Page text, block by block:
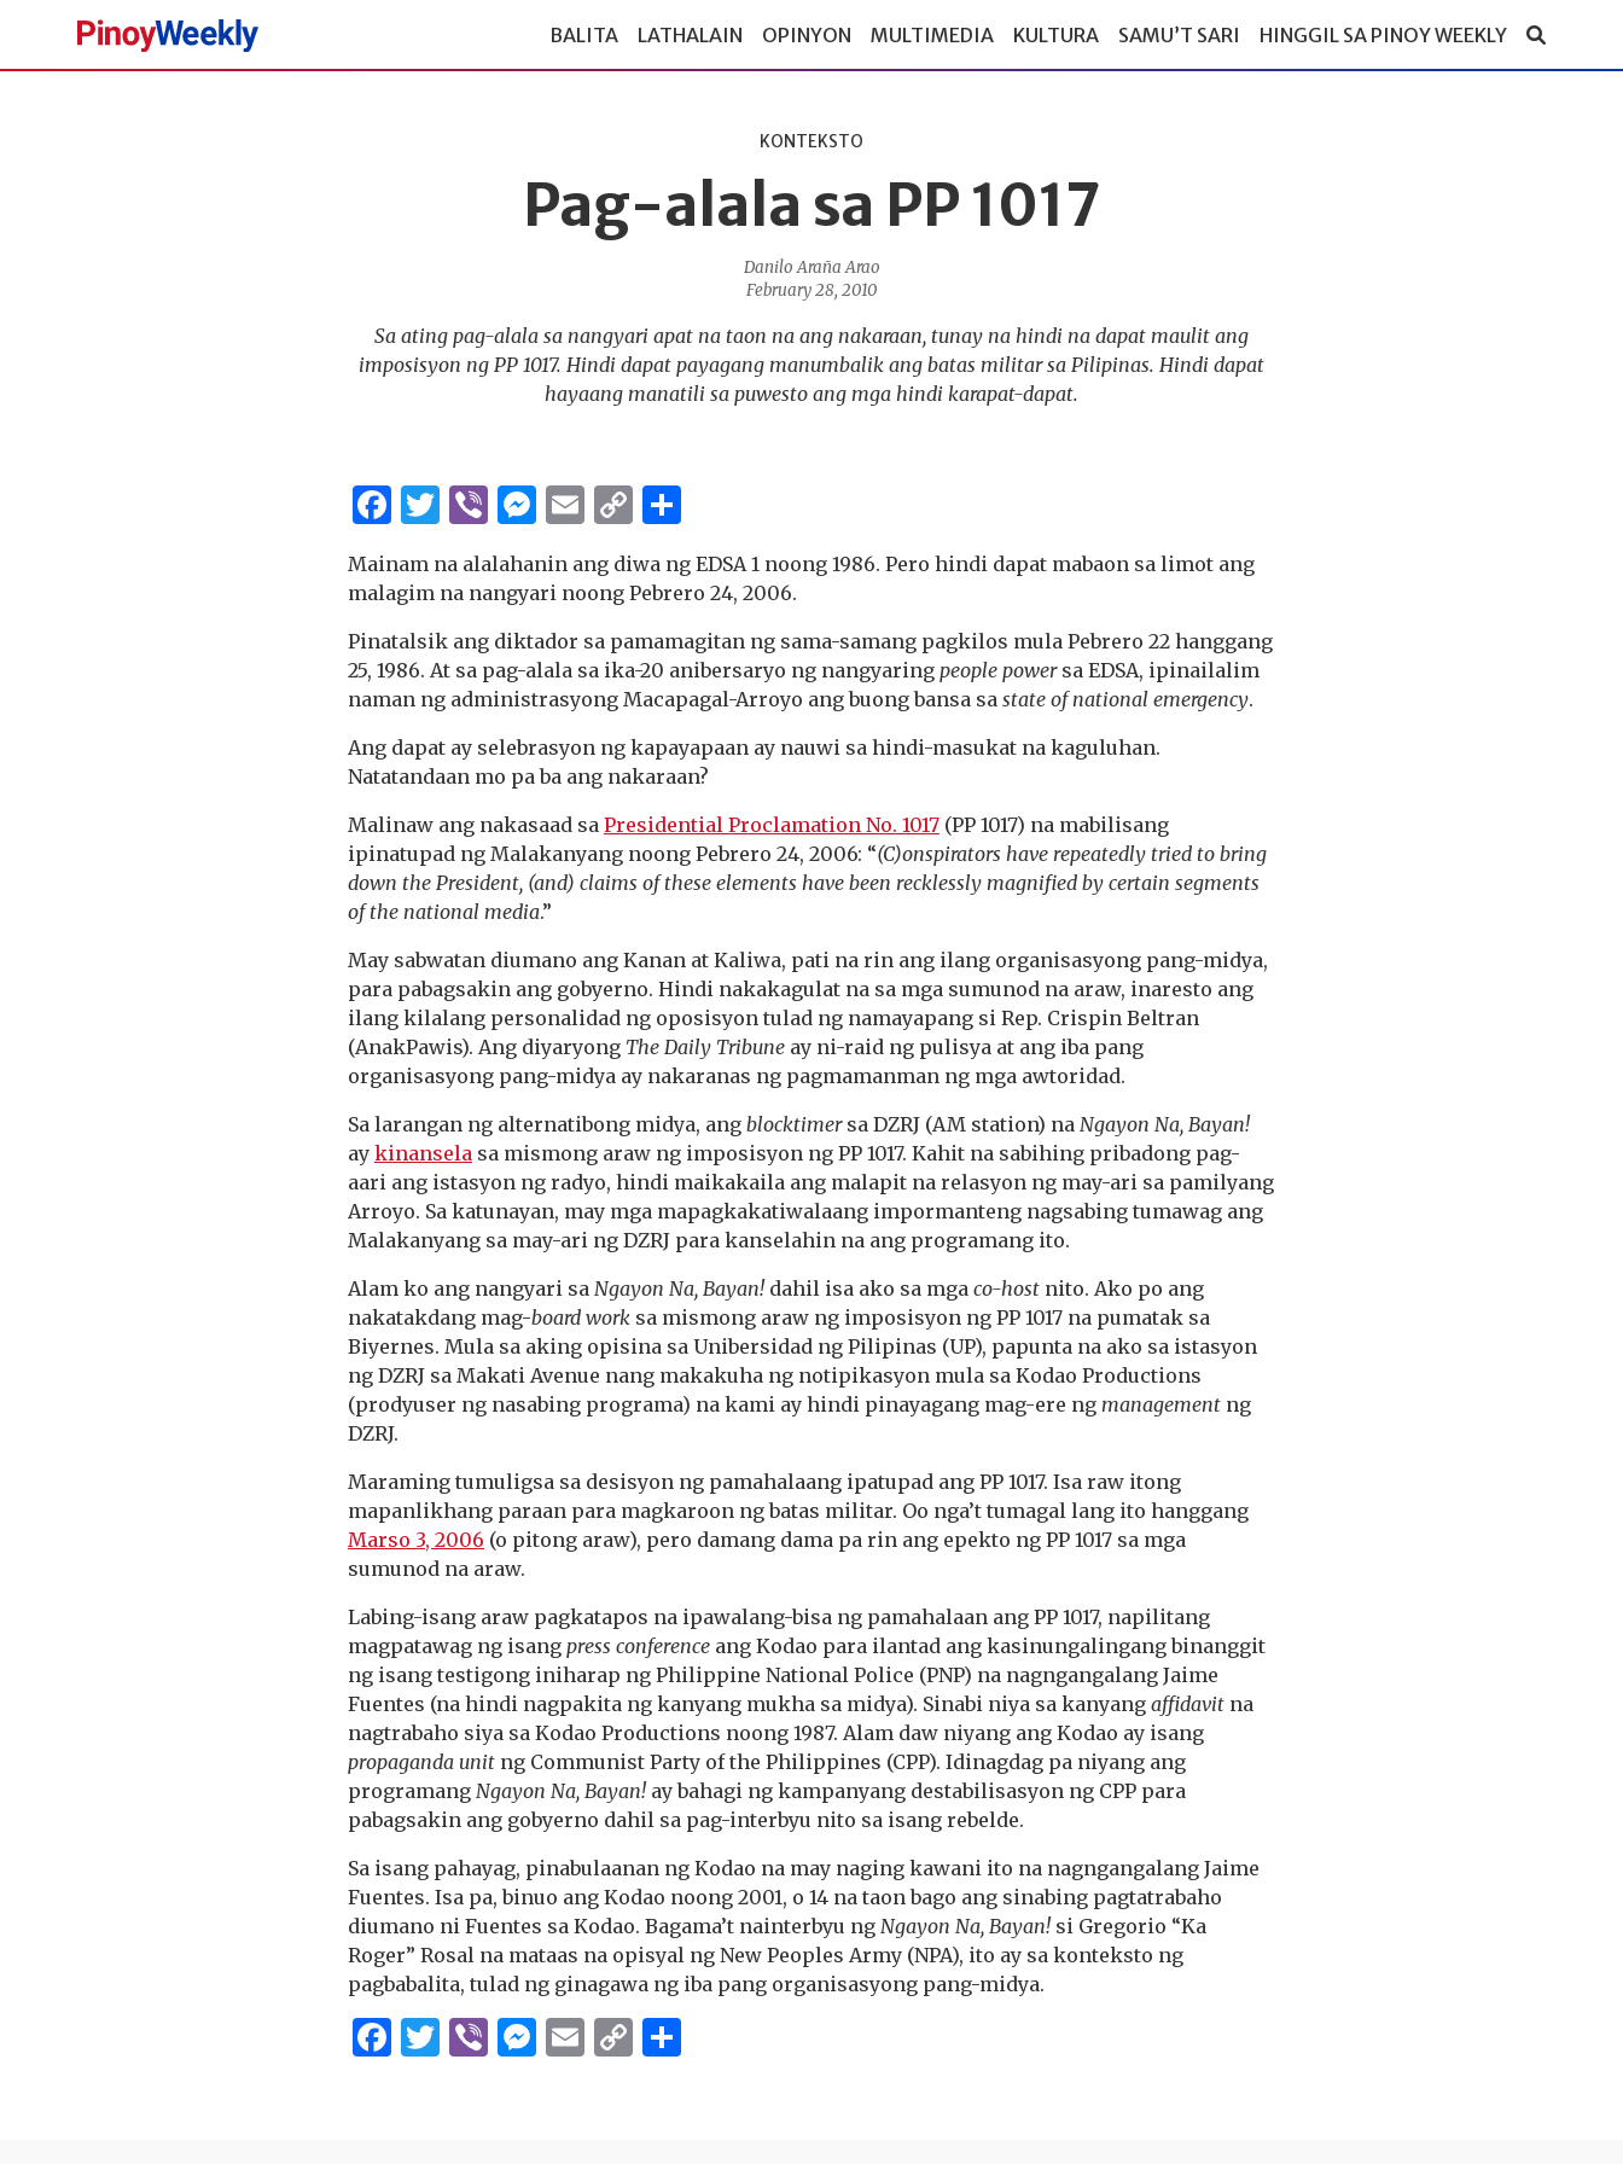
Pinoy
BALITA LATHALAIN OPINYON MULTIMEDIA KULTURA SAMU’T SARI HINGGIL SA PINOY WEEKLY
KONTEKSTO
Pag-alala sa PP 1017
Danilo Araña Arao
February 28, 2010
Sa ating pag-alala sa nangyari apat na taon na ang nakaraan, tunay na hindi na dapat maulit ang
imposisyon ng PP 1017. Hindi dapat payagang manumbalik ang batas militar sa Pilipinas. Hindi dapat
hayaang manatili sa puwesto ang mga hindi karapat-dapat.
Facebook
Twitter
ViberMessenger
Email
Copy
Link
Mainam na alalahanin ang diwa ng EDSA 1 noong 1986. Pero hindi dapat mabaon sa limot ang
malagim na nangyari noong Pebrero 24, 2006.
Pinatalsik ang diktador sa pamamagitan ng sama-samang pagkilos mula Pebrero 22 hanggang
25, 1986. At sa pag-alala sa ika-20 anibersaryo ng nangyaring people powersa EDSA, ipinailalim
naman ng administrasyong Macapagal-Arroyo ang buong bansa sa state of national emergency.
Ang dapat ay selebrasyon ng kapayapaan ay nauwi sa hindi-masukat na kaguluhan.
Natatandaan mo pa ba ang nakaraan?
Malinaw ang nakasaad sa Presidential Proclamation No. 1017 (PP 1017) na mabilisang
ipinatupad ng Malakanyang noong Pebrero 24, 2006: “(C)onspirators have repeatedly tried to bring
down the President, (and) claims of these elements have been recklessly magnified by certain segments
of the national media.”
May sabwatan diumano ang Kanan at Kaliwa, pati na rin ang ilang organisasyong pang-midya,
para pabagsakin ang gobyerno. Hindi nakakagulat na sa mga sumunod na araw, inaresto ang
ilang kilalang personalidad ng oposisyon tulad ng namayapang si Rep. Crispin Beltran
(AnakPawis). Ang diyaryong The Daily Tribune ay ni-raid ng pulisya at ang iba pang
organisasyong pang-midya ay nakaranas ng pagmamanman ng mga awtoridad.
Sa larangan ng alternatibong midya, ang blocktimersa DZRJ (AM station) na Ngayon Na, Bayan!
ay kinansela sa mismong araw ng imposisyon ng PP 1017. Kahit na sabihing pribadong pag-
aari ang istasyon ng radyo, hindi maikakaila ang malapit na relasyon ng may-ari sa pamilyang
Arroyo. Sa katunayan, may mga mapagkakatiwalaang impormanteng nagsabing tumawag ang
Malakanyang sa may-ari ng DZRJ para kanselahin na ang programang ito.
Alam ko ang nangyari sa Ngayon Na, Bayan! dahil isa ako sa mga co-host nito. Ako po ang
nakatakdang mag-board work sa mismong araw ng imposisyon ng PP 1017 na pumatak sa
Biyernes. Mula sa aking opisina sa Unibersidad ng Pilipinas (UP), papunta na ako sa istasyon
ng DZRJ sa Makati Avenue nang makakuha ng notipikasyon mula sa Kodao Productions
(prodyuser ng nasabing programa) na kami ay hindi pinayagang mag-ere ng management ng
DZRJ.
Maraming tumuligsa sa desisyon ng pamahalaang ipatupad ang PP 1017. Isa raw itong
mapanlikhang paraan para magkaroon ng batas militar. Oo nga’t tumagal lang ito hanggang
Marso 3, 2006 (o pitong araw), pero damang dama pa rin ang epekto ng PP 1017 sa mga
sumunod na araw.
Labing-isang araw pagkatapos na ipawalang-bisa ng pamahalaan ang PP 1017, napilitang
magpatawag ng isang press conference ang Kodao para ilantad ang kasinungalingang binanggit
ng isang testigong iniharap ng Philippine National Police (PNP) na nagngangalang Jaime
Fuentes (na hindi nagpakita ng kanyang mukha sa midya). Sinabi niya sa kanyang affidavit na
nagtrabaho siya sa Kodao Productions noong 1987. Alam daw niyang ang Kodao ay isang
propaganda unit ng Communist Party of the Philippines (CPP). Idinagdag pa niyang ang
programang Ngayon Na, Bayan! ay bahagi ng kampanyang destabilisasyon ng CPP para
pabagsakin ang gobyerno dahil sa pag-interbyu nito sa isang rebelde.
Sa isang pahayag, pinabulaanan ng Kodao na may naging kawani ito na nagngangalang Jaime
Fuentes. Isa pa, binuo ang Kodao noong 2001, o 14 na taon bago ang sinabing pagtatrabaho
diumano ni Fuentes sa Kodao. Bagama’t nainterbyu ng Ngayon Na, Bayan! si Gregorio “Ka
Roger” Rosal na mataas na opisyal ng New Peoples Army (NPA), ito ay sa konteksto ng
pagbabalita, tulad ng ginagawa ng iba pang organisasyong pang-midya.
Facebook
Twitter
ViberMessenger
Email
Copy